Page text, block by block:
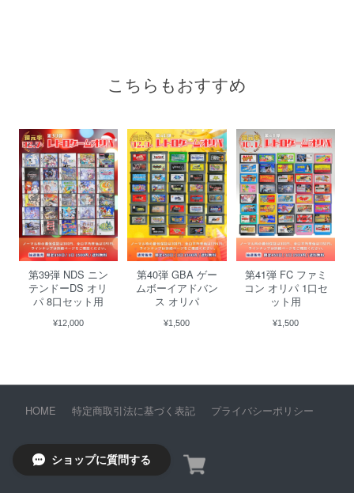
こちらもおすすめ
第39弾 NDS ニン
テンドーDS オリ
パ 8口セット用
¥12,000
第40弾 GBA ゲー
ムボーイアドバン
ス オリパ
¥1,500
第41弾 FC ファミ
コン オリパ 1口セ
ット用
¥1,500
HOME 特定商取引法に基づく表記 プライバシーポリシー
ショップに質問する